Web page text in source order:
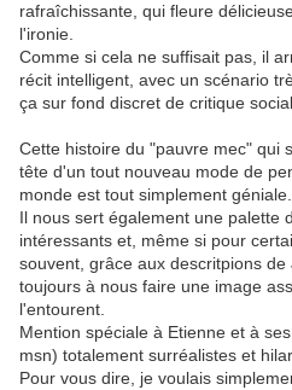
rafraîchissante, qui fleure
l'ironie.
Comme si cela ne suffisait pas, il
récit intelligent, avec un scénario
ça sur fond discret de critique
Cette histoire du "pauvre mec" qui
tête d'un tout nouveau mode de
monde est tout simplement géniale.
Il nous sert également une palette
intéressants et, même si pour
souvent, grâce aux descritpions
toujours à nous faire une image
l'entourent.
Mention spéciale à Etienne et à
msn) totalement surréalistes et
Pour vous dire, je voulais